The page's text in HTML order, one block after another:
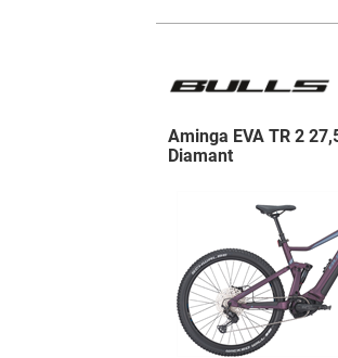
Aminga EVA TR 2
Diamant